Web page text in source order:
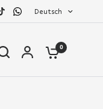
Deutsch
0